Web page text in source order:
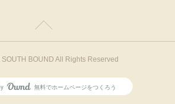
BOUND All Rights Reserved
AmebaOwnd
無料でホームページをつくろう